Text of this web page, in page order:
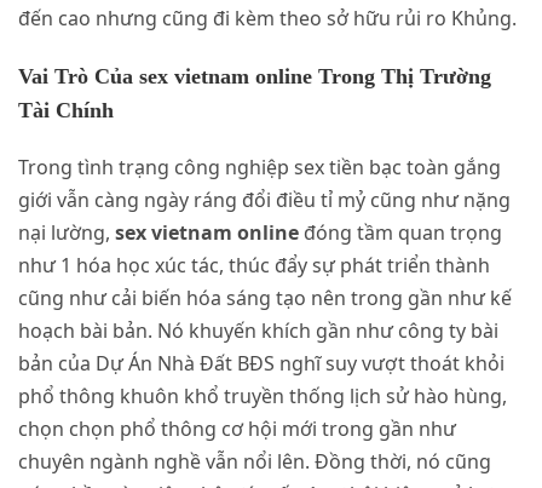
đến cao nhưng cũng đi kèm theo sở hữu rủi ro Khủng.
Vai Trò Của sex vietnam online Trong Thị Trường
Tài Chính
Trong tình trạng công nghiệp sex tiền bạc toàn gắng
giới vẫn càng ngày ráng đổi điều tỉ mỷ cũng như nặng
nại lường, sex vietnam online đóng tầm quan trọng
như 1 hóa học xúc tác, thúc đẩy sự phát triển thành
cũng như cải biến hóa sáng tạo nên trong gần như kế
hoạch bài bản. Nó khuyến khích gần như công ty bài
bản của Dự Án Nhà Đất BĐS nghĩ suy vượt thoát khỏi
phổ thông khuôn khổ truyền thống lịch sử hào hùng,
chọn chọn phổ thông cơ hội mới trong gần như
chuyên ngành nghề vẫn nổi lên. Đồng thời, nó cũng